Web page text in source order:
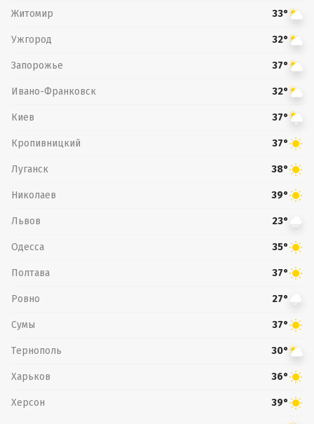
Житомир 33°
Ужгород 32°
Запорожье 37°
Ивано-Франковск 32°
Киев 37°
Кропивницкий 37°
Луганск 38°
Николаев 39°
Львов 23°
Одесса 35°
Полтава 37°
Ровно 27°
Сумы 37°
Тернополь 30°
Харьков 36°
Херсон 39°